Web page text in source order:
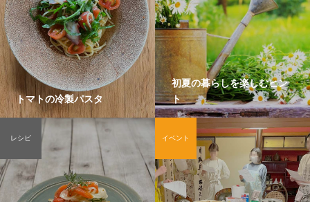
トマトの冷製パスタ
初夏の暮らしを楽しむヒン
ト
レシピ イベント